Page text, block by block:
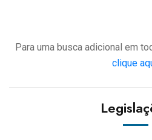
Para uma busca adicional em
clique